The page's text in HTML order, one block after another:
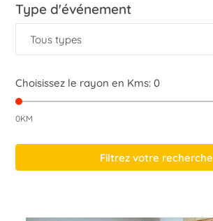
Type d'événement
Tous types
Choisissez le rayon en Kms: 0
0KM
Filtrez votre recherche